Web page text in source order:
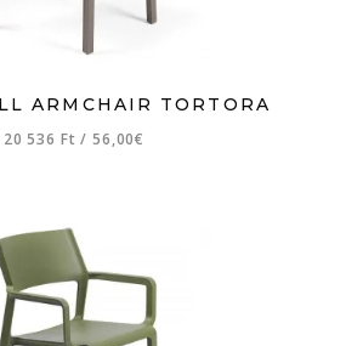
ARMCHAIR TORTORA
20 536 Ft/ 56,00€